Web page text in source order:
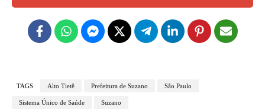
TAGS Alto Tietê Prefeitura de Suzano São Paulo
Sistema Único de Saúde Suzano